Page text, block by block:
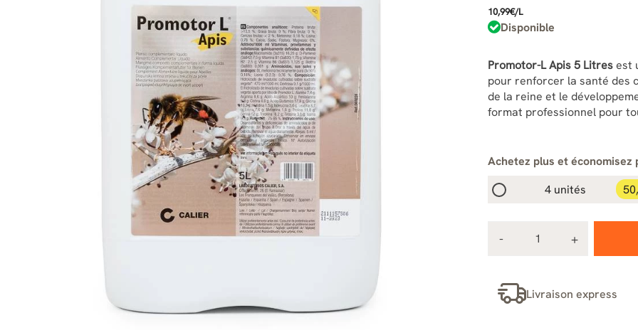
10,99€/L
Disponible
Promotor-L Apis 5 Litresest
pour renforcer la santé des
de la reine et le
format professionnel pour
Achetez plus et économisez
4 unités
Livraison express